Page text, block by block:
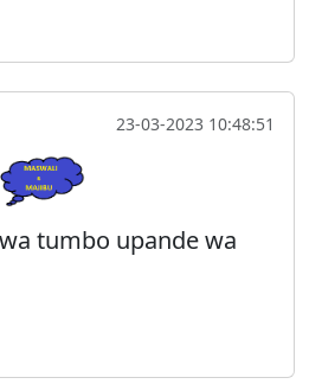
23-03-2023 10:48:51
tumbo upande wa